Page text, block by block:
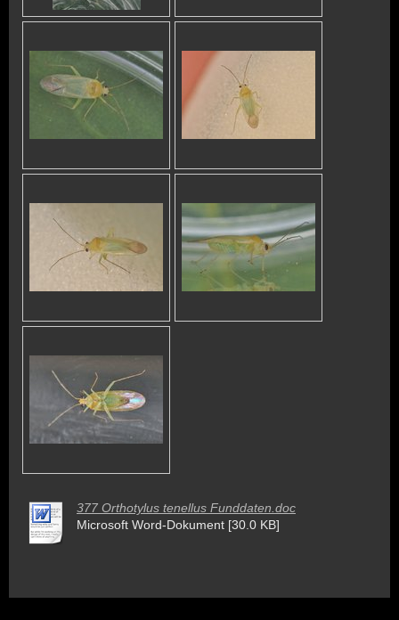
377 Orthotylus tenellus Funddaten.doc
Microsoft Word-Dokument [30.0 KB]